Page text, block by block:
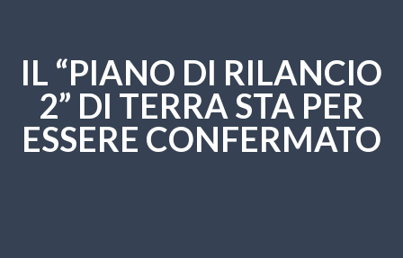
IL “PIANO DI RILANCIO
2” DI TERRA STA PER
ESSERE CONFERMATO